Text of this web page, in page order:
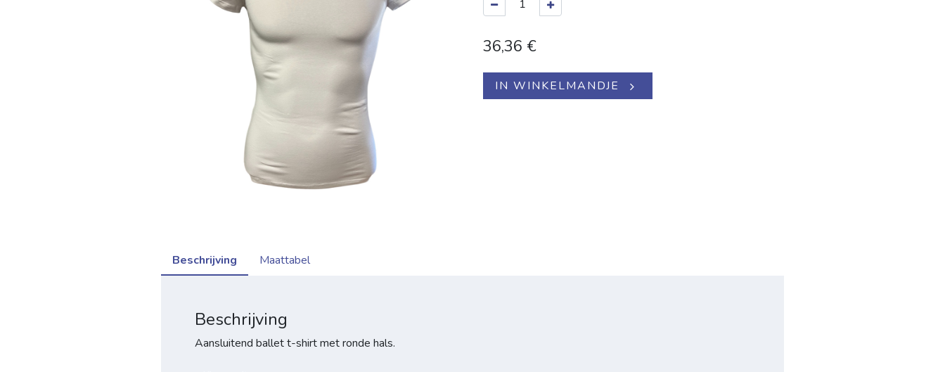
36,36 €
IN WINKELMANDJE
Beschrijving Maattabel
Beschrijving
Aansluitend ballet t-shirt met ronde hals.